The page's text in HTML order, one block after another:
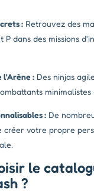
: Retrouvez des
P dans des missions
l'Arène : Des ninjas
minimalistes
: De
créer votre propre
le
?